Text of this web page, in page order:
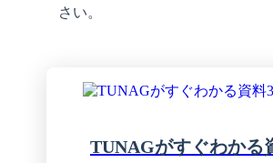
さい。
TUNAGがすぐわかる